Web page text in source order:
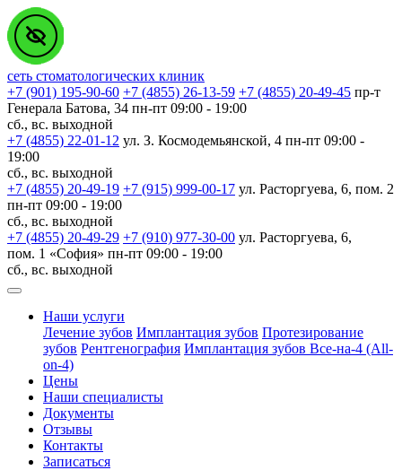
сеть стоматологических клиник
+7 (901) 195-90-60 +7 (4855) 26-13-59 +7 (4855) 20-49-45 пр-т
Генерала Батова, 34 пн-пт 09:00 - 19:00
сб., вс. выходной
+7 (4855) 22-01-12 ул. З. Космодемьянской, 4 пн-пт 09:00 -
19:00
сб., вс. выходной
+7 (4855) 20-49-19 +7 (915) 999-00-17 ул. Расторгуева, 6, пом. 2
пн-пт 09:00 - 19:00
сб., вс. выходной
+7 (4855) 20-49-29 +7 (910) 977-30-00 ул. Расторгуева, 6,
пом. 1 «София» пн-пт 09:00 - 19:00
сб., вс. выходной
Наши услуги
Лечение зубов Имплантация зубов Протезирование
зубов Рентгенография Имплантация зубов Все-на-4 (All-
on-4)
Цены
Наши специалисты
Документы
Отзывы
Контакты
Записаться